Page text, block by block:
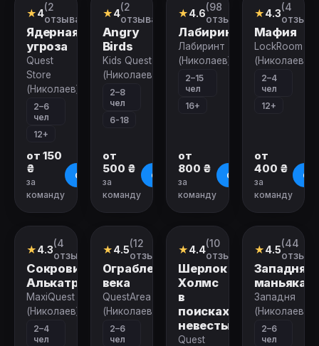
Квест
★4(2
отзыва)
Ядерная
угроза
Quest
Store
(Николаев)
2–6
чел
12+
от 150
₴
за
команду
О квесте
Квест
★4(2
отзыва)
Angry
Birds
Kids Quest
(Николаев)
2–8
чел
6-18
от
500 ₴
за
команду
О квесте
Экшн-
игра
★4.6(98
отзывов)
Лабиринт
Лабиринт
(Николаев)
2–15
чел
16+
от
800 ₴
за
команду
О квесте
Квест
★4.3(4
Мафия
LockRoom
(Николаев)
2–4
чел
12+
от
400 ₴
за
команду
О
Квест
★4.3(4
отзыва)
Сокровища
Алькатраса
MaxiQuest
(Николаев)
2–4
чел
Квест
★4.5(12
отзывов)
Ограбление
века
QuestArea
(Николаев)
2–6
чел
Квест
★4.4(10
отзывов)
Шерлок
Холмс
в
поисках
невесты
Quest
Квест
★4.5(44
Западня
маньяка
Западня
(Николаев)
2–6
чел